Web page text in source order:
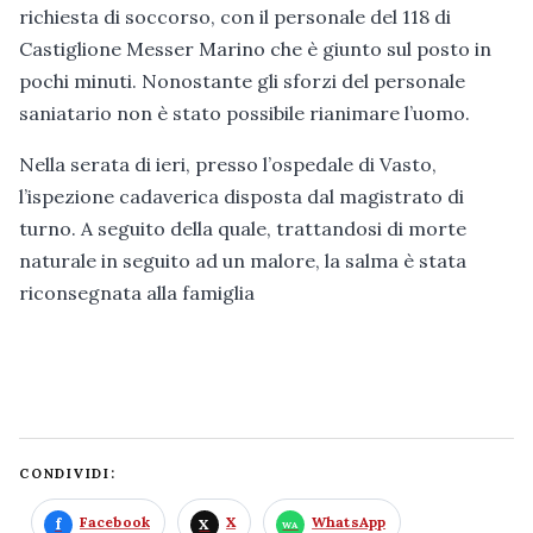
richiesta di soccorso, con il personale del 118 di
Castiglione Messer Marino che è giunto sul posto in
pochi minuti. Nonostante gli sforzi del personale
saniatario non è stato possibile rianimare l’uomo.
Nella serata di ieri, presso l’ospedale di Vasto,
l’ispezione cadaverica disposta dal magistrato di
turno. A seguito della quale, trattandosi di morte
naturale in seguito ad un malore, la salma è stata
riconsegnata alla famiglia
CONDIVIDI:
Facebook X WhatsApp